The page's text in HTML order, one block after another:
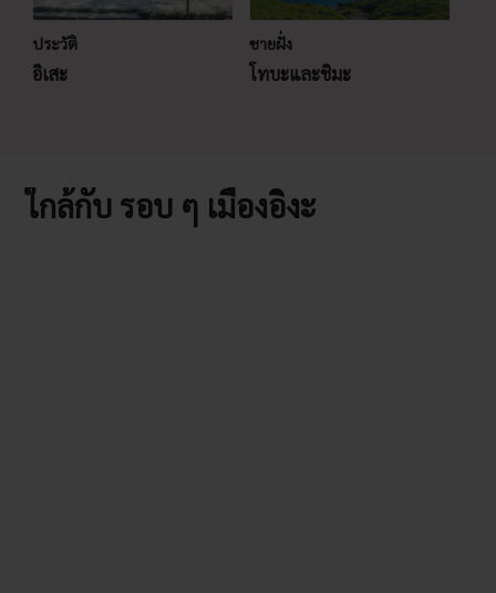
ประวัติ
อิเสะ
ชายฝั่ง
โทบะและชิมะ
ใกล้กับ รอบ ๆ เมืองอิงะ